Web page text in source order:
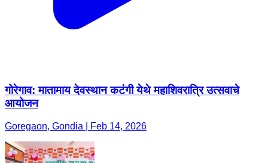
गोरेगाव: मातामाय देवस्थान कटंगी येथे महाशिवरात्रि उत्सवाचे
आयोजन
Goregaon, Gondia | Feb 14, 2026